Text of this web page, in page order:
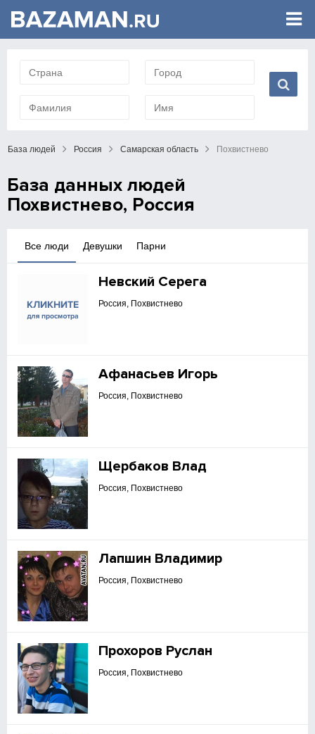
База людей Россия Самарская область Похвистнево
База данных людей
Похвистнево, Россия
Парни
Девушки
Все люди
Невский Серега
Россия, Похвистнево
Афанасьев Игорь
Россия, Похвистнево
Щербаков Влад
Россия, Похвистнево
Лапшин Владимир
Россия, Похвистнево
Прохоров Руслан
Россия, Похвистнево